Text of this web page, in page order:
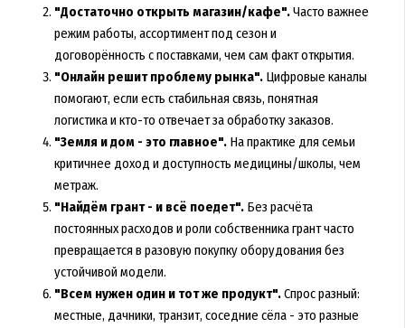
"Достаточно открыть магазин/кафе".Часто важнее
режим работы, ассортимент под сезон и
договорённость с поставками, чем сам факт открытия.
"Онлайн решит проблему рынка".Цифровые каналы
помогают, если есть стабильная связь, понятная
логистика и кто-то отвечает за обработку заказов.
"Земля и дом - это главное".На практике для семьи
критичнее доход и доступность медицины/школы, чем
метраж.
"Найдём грант - и всё поедет".Без расчёта
постоянных расходов и роли собственника грант часто
превращается в разовую покупку оборудования без
устойчивой модели.
"Всем нужен один и тот же продукт".Спрос разный:
местные, дачники, транзит, соседние сёла - это разные